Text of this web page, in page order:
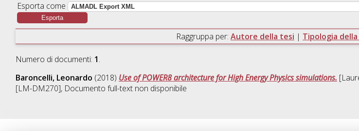
Esporta come
Raggruppa per: Autore della tesi | Tipologia
Numero di documenti: 1.
Baroncelli, Leonardo (2018) Use of POWER8 architecture for High Energy Physics simulations.
[LM-DM270], Documento full-text non disponibile